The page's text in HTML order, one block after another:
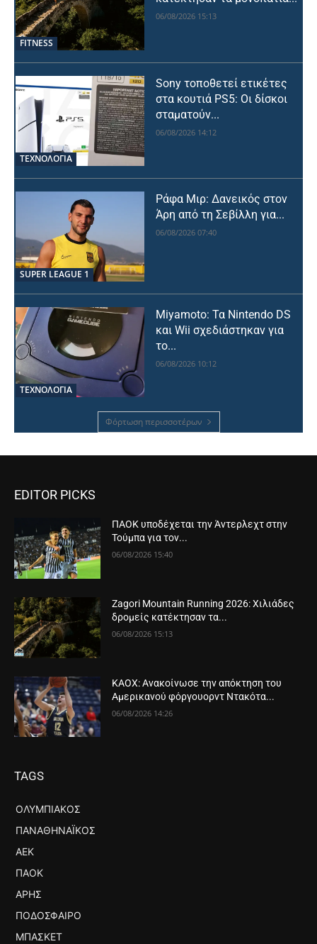
FITNESS
06/08/2026 15:13
ΤΕΧΝΟΛΟΓΙΑ
Sony τοποθετεί ετικέτες
στα κουτιά PS5: Οι δίσκοι
σταματούν...
06/08/2026 14:12
SUPER LEAGUE 1
Ράφα Μιρ: Δανεικός στον
Άρη από τη Σεβίλλη για...
06/08/2026 07:40
ΤΕΧΝΟΛΟΓΙΑ
Miyamoto: Τα Nintendo DS
και Wii σχεδιάστηκαν για
το...
06/08/2026 10:12
Φόρτωση περισσοτέρων
EDITOR PICKS
ΠΑΟΚ υποδέχεται την Άντερλεχτ στην
Τούμπα για τον...
06/08/2026 15:40
Zagori Mountain Running 2026: Χιλιάδες
δρομείς κατέκτησαν τα...
06/08/2026 15:13
ΚΑΟΧ: Ανακοίνωσε την απόκτηση του
Αμερικανού φόργουορντ Ντακότα...
06/08/2026 14:26
TAGS
ΟΛΥΜΠΙΑΚΌΣ
ΠΑΝΑΘΗΝΑΪΚΌΣ
ΑΕΚ
ΠΑΟΚ
ΆΡΗΣ
ΠΟΔΌΣΦΑΙΡΟ
ΜΠΆΣΚΕΤ